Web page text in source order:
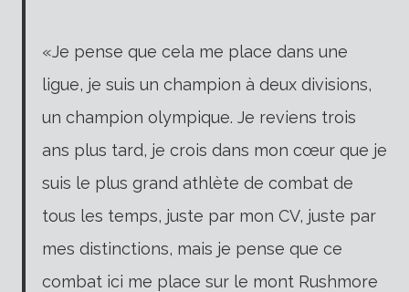
«Je pense que cela me place dans une
ligue, je suis un champion à deux divisions,
un champion olympique. Je reviens trois
ans plus tard, je crois dans mon cœur que je
suis le plus grand athlète de combat de
tous les temps, juste par mon CV, juste par
mes distinctions, mais je pense que ce
combat ici me place sur le mont Rushmore